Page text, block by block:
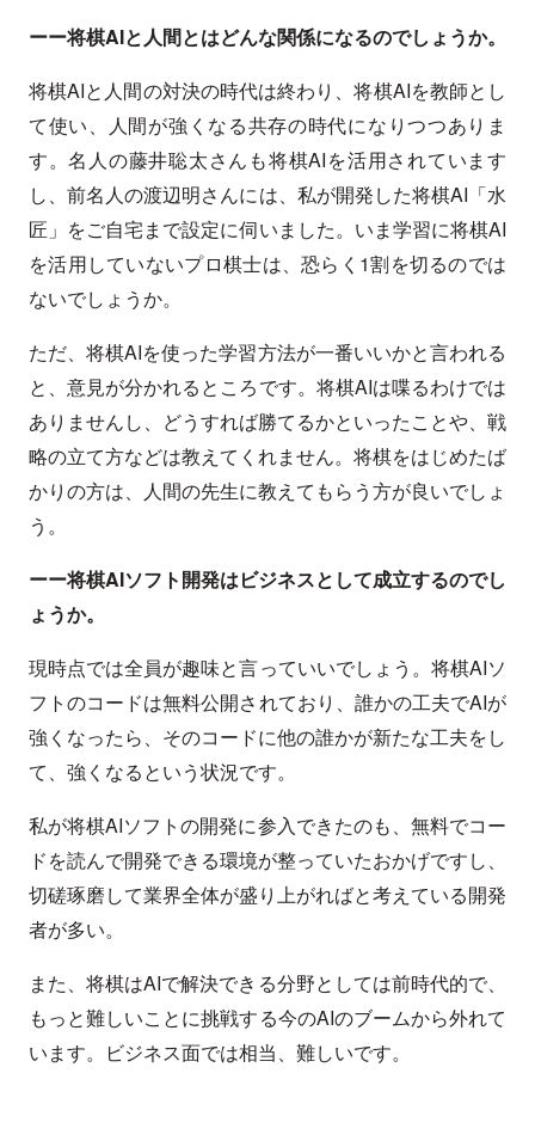
ーー将棋AIと人間とはどんな関係になるのでしょうか。
将棋AIと人間の対決の時代は終わり、将棋AIを教師とし
て使い、人間が強くなる共存の時代になりつつありま
す。名人の藤井聡太さんも将棋AIを活用されています
し、前名人の渡辺明さんには、私が開発した将棋AI「水
匠」をご自宅まで設定に伺いました。いま学習に将棋AI
を活用していないプロ棋士は、恐らく1割を切るのでは
ないでしょうか。
ただ、将棋AIを使った学習方法が一番いいかと言われる
と、意見が分かれるところです。将棋AIは喋るわけでは
ありませんし、どうすれば勝てるかといったことや、戦
略の立て方などは教えてくれません。将棋をはじめたば
かりの方は、人間の先生に教えてもらう方が良いでしょ
う。
ーー将棋AIソフト開発はビジネスとして成立するのでし
ょうか。
現時点では全員が趣味と言っていいでしょう。将棋AIソ
フトのコードは無料公開されており、誰かの工夫でAIが
強くなったら、そのコードに他の誰かが新たな工夫をし
て、強くなるという状況です。
私が将棋AIソフトの開発に参入できたのも、無料でコー
ドを読んで開発できる環境が整っていたおかげですし、
切磋琢磨して業界全体が盛り上がればと考えている開発
者が多い。
また、将棋はAIで解決できる分野としては前時代的で、
もっと難しいことに挑戦する今のAIのブームから外れて
います。ビジネス面では相当、難しいです。